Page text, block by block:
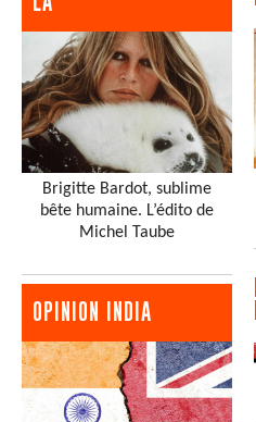
Brigitte Bardot, sublime
bête humaine. L’édito de
Michel Taube
OPINION INDIA